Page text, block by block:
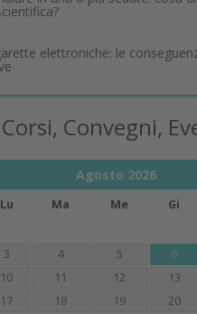
elettroniche: le
Corsi, Convegni,
Agosto 2026
Lu Ma Me Gi
3 4 5 6
10 11 12 13
17 18 19 20